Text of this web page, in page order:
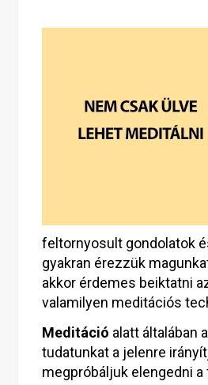
feltornyosult gondolatok
gyakran érezzük
akkor érdemes beiktatni
valamilyen meditációs
Meditáció alatt általában
tudatunkat a jelenre
megpróbáljuk elengedni